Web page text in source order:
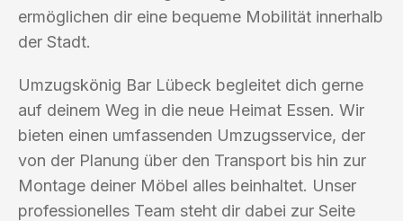
ermöglichen dir eine bequeme Mobilität innerhalb
der Stadt.
Umzugskönig Bar Lübeck begleitet dich gerne
auf deinem Weg in die neue Heimat Essen. Wir
bieten einen umfassenden Umzugsservice, der
von der Planung über den Transport bis hin zur
Montage deiner Möbel alles beinhaltet. Unser
professionelles Team steht dir dabei zur Seite